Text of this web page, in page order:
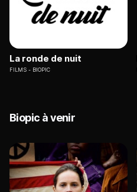
La ronde de nuit
FILMS BIOPIC
Biopic à venir